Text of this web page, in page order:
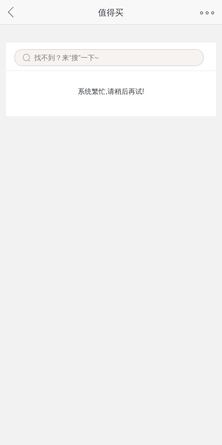
请通过微信或支付宝搜“奇兔客小程序”访问
值得买
系统繁忙,请稍后再试!